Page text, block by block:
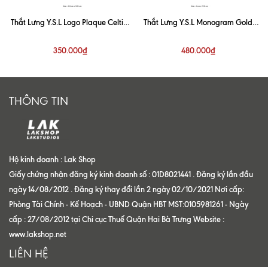
Thắt Lưng Y.S.L Logo Plaque Celtic-
350.000₫
Thắt Lưng Y.S.L Monogram Gold
480.000₫
THÔNG TIN
Hộ kinh doanh : Lak Shop
Giấy chứng nhận đăng ký kinh doanh số : 01D8021441 . Đăng ký lần đầu
ngày 14/08/2012 . Đăng ký thay đổi lần 2 ngày 02/10/2021 Nơi cấp:
Phòng Tài Chính - Kế Hoạch - UBND Quận HBT MST:0105981261 - Ngày
cấp : 27/08/2012 tại Chi cục Thuế Quận Hai Bà Trưng Website :
www.lakshop.net
LIÊN HỆ